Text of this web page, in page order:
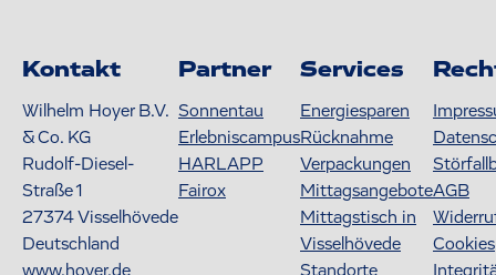
Kontakt
Wilhelm Hoyer B.V.
& Co. KG
Rudolf-Diesel-
Straße 1
27374Visselhövede
Deutschland
www.hoyer.de
Partner
Sonnentau
Erlebniscampus
HARLAPP
Fairox
Services
Energiesparen
Rücknahme
Verpackungen
Mittagsangebote
Mittagstisch in
Visselhövede
Standorte
AGB
Cookies